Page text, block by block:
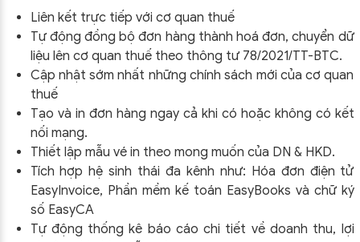
Liên kết trực tiếp với cơ quan thuế
Tự động đồng bộ đơn hàng thành hoá đơn, chuyển dữ
liệu lên cơ quan thuế theo thông tư 78/2021/TT-BTC.
Cập nhật sớm nhất những chính sách mới của cơ quan
thuế
Tạo và in đơn hàng ngay cả khi có hoặc không có kết
nối mạng.
Thiết lập mẫu vé in theo mong muốn của DN & HKD.
Tích hợp hệ sinh thái đa kênh như: Hóa đơn điện tử
EasyInvoice, Phần mềm kế toán EasyBooks và chữ ký
số EasyCA
Tự động thống kê báo cáo chi tiết về doanh thu, lợi